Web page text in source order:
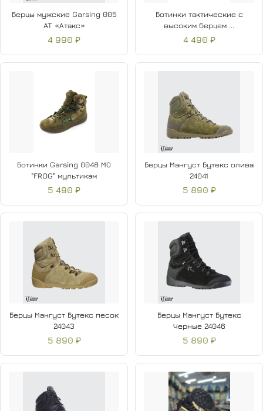
Берцы мужские Garsing 005
AT «Атакс»
4 990 ₽
Ботинки тактические с
высоким берцем ...
4 490 ₽
Ботинки Garsing 0048 МО
"FROG" мультикам
5 490 ₽
Берцы Мангуст Бутекс олива
24041
5 890 ₽
Берцы Мангуст Бутекс песок
24043
5 890 ₽
Берцы Мангуст Бутекс
Черные 24046
5 890 ₽